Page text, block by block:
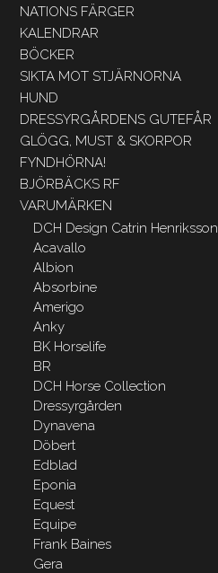
NATIONS FÄRGER
KALENDRAR
BÖCKER
SIKTA MOT STJÄRNORNA
HUND
DRESSYRGÅRDENS GUTEFÅR
GLÖGG, MUST & SKORPOR
FYNDHÖRNA!
BJÖRBÄCKS RF
VARUMÄRKEN
DCH Design Catrin Henriksson
Acavallo
Albion
Absorbine
Amerigo
Anky
BK Horselife
BR
DCH Horse Collection
Dressyrgården
Dynavena
Döbert
Edblad
Eponia
Equest
Equipe
Frank Baines
Gera